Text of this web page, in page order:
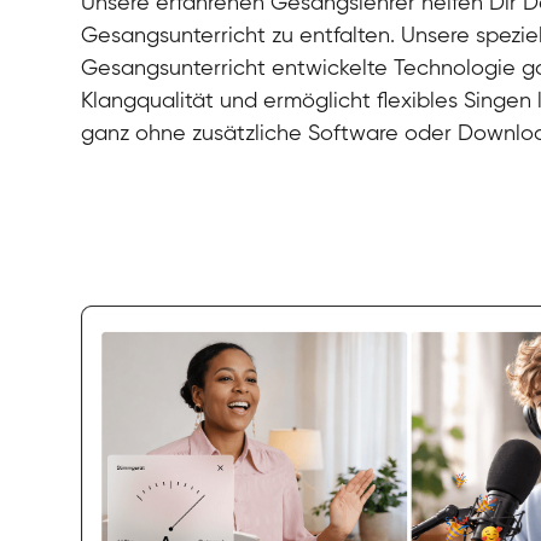
Gesangsunterricht zu entfalten. Unsere
Gesangsunterricht entwickelte Technologie
Klangqualität und ermöglicht flexibles
ganz ohne zusätzliche Software oder